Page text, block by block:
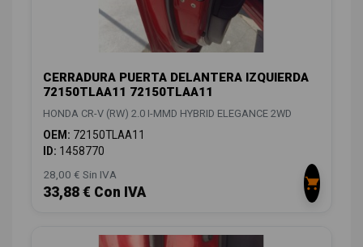
CERRADURA PUERTA DELANTERA IZQUIERDA
72150TLAA11 72150TLAA11
HONDA CR-V (RW) 2.0 I-MMD HYBRID ELEGANCE 2WD
OEM: 72150TLAA11
ID: 1458770
28,00 € Sin IVA
33,88 € Con IVA